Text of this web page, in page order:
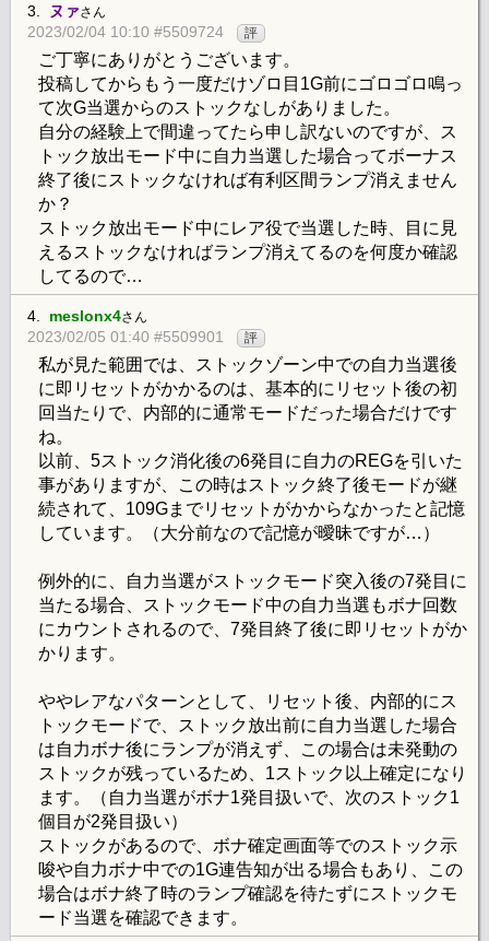
3. ヌァさん
2023/02/04 10:10 #5509724 評
ご丁寧にありがとうございます。
投稿してからもう一度だけゾロ目1G前にゴロゴロ鳴っ
て次G当選からのストックなしがありました。
自分の経験上で間違ってたら申し訳ないのですが、ス
トック放出モード中に自力当選した場合ってボーナス
終了後にストックなければ有利区間ランプ消えません
か？
ストック放出モード中にレア役で当選した時、目に見
えるストックなければランプ消えてるのを何度か確認
してるので…
4. meslonx4さん
2023/02/05 01:40 #5509901 評
私が見た範囲では、ストックゾーン中での自力当選後
に即リセットがかかるのは、基本的にリセット後の初
回当たりで、内部的に通常モードだった場合だけです
ね。
以前、5ストック消化後の6発目に自力のREGを引いた
事がありますが、この時はストック終了後モードが継
続されて、109Gまでリセットがかからなかったと記憶
しています。（大分前なので記憶が曖昧ですが…）
例外的に、自力当選がストックモード突入後の7発目に
当たる場合、ストックモード中の自力当選もボナ回数
にカウントされるので、7発目終了後に即リセットがか
かります。
ややレアなパターンとして、リセット後、内部的にス
トックモードで、ストック放出前に自力当選した場合
は自力ボナ後にランプが消えず、この場合は未発動の
ストックが残っているため、1ストック以上確定になり
ます。（自力当選がボナ1発目扱いで、次のストック1
個目が2発目扱い）
ストックがあるので、ボナ確定画面等でのストック示
唆や自力ボナ中での1G連告知が出る場合もあり、この
場合はボナ終了時のランプ確認を待たずにストックモ
ード当選を確認できます。